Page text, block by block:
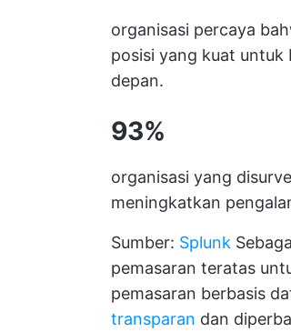
organisasi percaya
posisi yang kuat untuk
depan.
93%
organisasi yang
meningkatkan
Sumber: Splunk
pemasaran teratas
pemasaran berbasis
transparan dan